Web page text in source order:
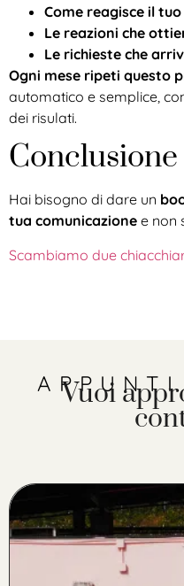
Come reagisce il
Le reazioni che
Le richieste che
Ogni mese ripeti questo
automatico e semplice,
dei risulati.
Conclusione
Hai bisogno di dare un
tua comunicazione e non
Scambiamo due
Vuoi